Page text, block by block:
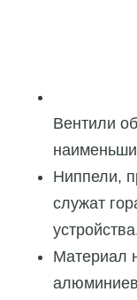
Вентили
Ниппели,
служат
Материал